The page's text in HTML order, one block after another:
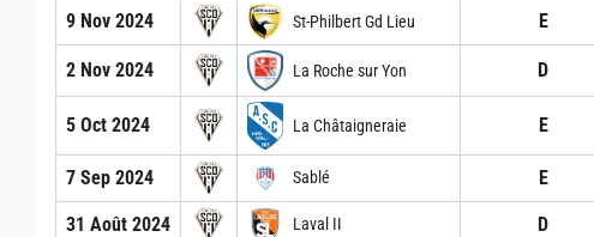
9 Nov 2024 St-Philbert Gd Lieu E
2 Nov 2024 La Roche sur Yon D
5 Oct 2024 La Châtaigneraie E
7 Sep 2024 Sablé E
31 Août 2024 Laval II D